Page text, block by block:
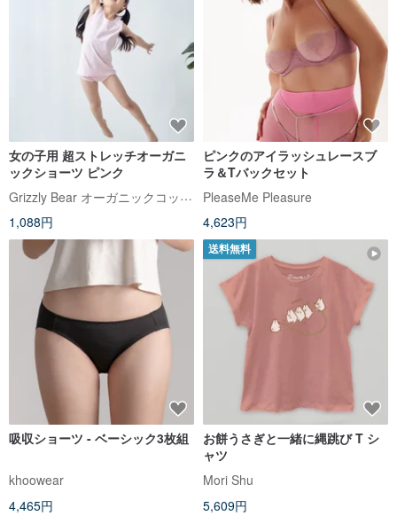
女の子用 超ストレッチオーガニ
ックショーツ ピンク
Grizzly Bear オーガニックコットン
1,088円
ピンクのアイラッシュレースブ
ラ＆Tバックセット
PleaseMe Pleasure
4,623円
吸収ショーツ - ベーシック3枚組
khoowear
4,465円
送料無料
お餅うさぎと一緒に縄跳び T シ
ャツ
Mori Shu
5,609円